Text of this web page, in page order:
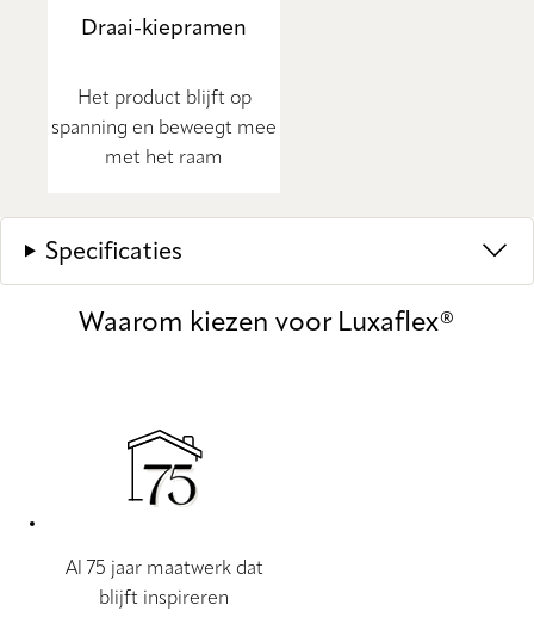
Draai-kiepramen
Het product blijft op
spanning en beweegt mee
met het raam
Specificaties
Waarom kiezen voor Luxaflex®
Al 75 jaar maatwerk dat
blijft inspireren